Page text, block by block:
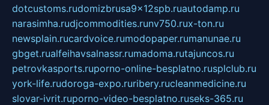
dotcustoms.rudomizbrusa9x12spb.ruautodamp.ru
narasimha.rudjcommodities.runv750.rux-ton.ru
newsplain.rucardvoice.rumodopaper.rumanunae.ru
gbget.rualfeihavsalnassr.rumadoma.rutajuncos.ru
petrovkasports.ruporno-online-besplatno.rusplclub.ru
york-life.rudoroga-expo.ruribery.rucleanmedicine.ru
slovar-ivrit.ruporno-video-besplatno.ruseks-365.ru